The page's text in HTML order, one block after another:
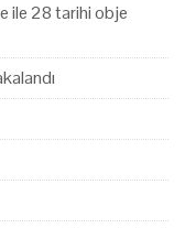
ile 28 tarihi obje